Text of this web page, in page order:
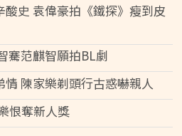
史 袁偉豪拍《鐵探》瘦到皮
騫范麒智願拍BL劇
陳家樂剃頭行古惑嚇親人
恨奪新人獎